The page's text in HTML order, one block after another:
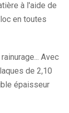
à l'aide de
en toutes
Avec
de 2,10
épaisseur